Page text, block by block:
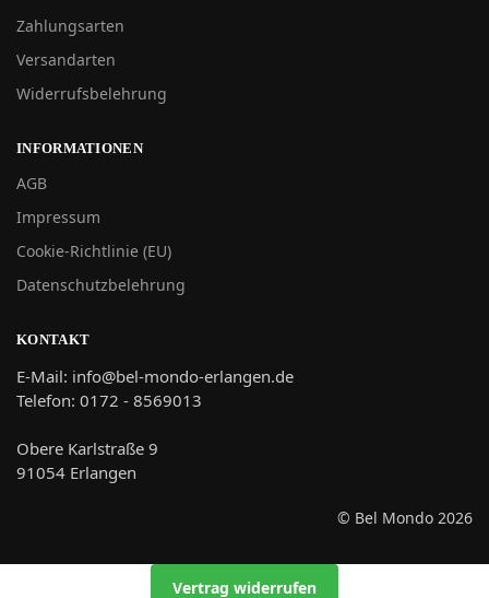
Zahlungsarten
Versandarten
Widerrufsbelehrung
INFORMATIONEN
AGB
Impressum
Cookie-Richtlinie (EU)
Datenschutzbelehrung
KONTAKT
E-Mail: info@bel-mondo-erlangen.de
Telefon: 0172 - 8569013
Obere Karlstraße 9
91054 Erlangen
© Bel Mondo 2026
Vertrag widerrufen